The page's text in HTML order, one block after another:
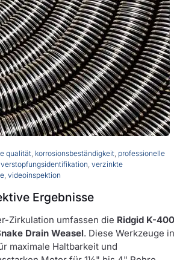
qualität, korrosionsbeständigkeit, professionelle
verstopfungsidentifikation, verzinkte
, videoinspektion
Ergebnisse
Zirkulation umfassen die Ridgid K-400
Drain Weasel. Diese Werkzeuge in
maximale Haltbarkeit und